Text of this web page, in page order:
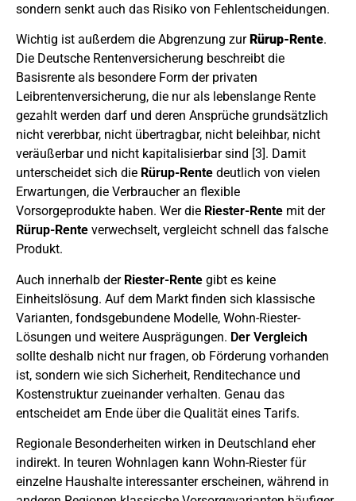
sondern senkt auch das Risiko von Fehlentscheidungen.
Wichtig ist außerdem die Abgrenzung zur Rürup-Rente.
Die Deutsche Rentenversicherung beschreibt die
Basisrente als besondere Form der privaten
Leibrentenversicherung, die nur als lebenslange Rente
gezahlt werden darf und deren Ansprüche grundsätzlich
nicht vererbbar, nicht übertragbar, nicht beleihbar, nicht
veräußerbar und nicht kapitalisierbar sind [3]. Damit
unterscheidet sich die Rürup-Rente deutlich von vielen
Erwartungen, die Verbraucher an flexible
Vorsorgeprodukte haben. Wer die Riester-Rente mit der
Rürup-Rente verwechselt, vergleicht schnell das falsche
Produkt.
Auch innerhalb der Riester-Rente gibt es keine
Einheitslösung. Auf dem Markt finden sich klassische
Varianten, fondsgebundene Modelle, Wohn-Riester-
Lösungen und weitere Ausprägungen. Der Vergleich
sollte deshalb nicht nur fragen, ob Förderung vorhanden
ist, sondern wie sich Sicherheit, Renditechance und
Kostenstruktur zueinander verhalten. Genau das
entscheidet am Ende über die Qualität eines Tarifs.
Regionale Besonderheiten wirken in Deutschland eher
indirekt. In teuren Wohnlagen kann Wohn-Riester für
einzelne Haushalte interessanter erscheinen, während in